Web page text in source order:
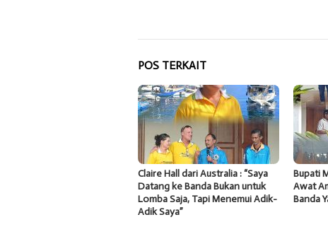
POS TERKAIT
Claire Hall dari Australia : “Saya
Datang ke Banda Bukan untuk
Lomba Saja, Tapi Menemui Adik-
Adik Saya”
Bupati
Awat
Banda